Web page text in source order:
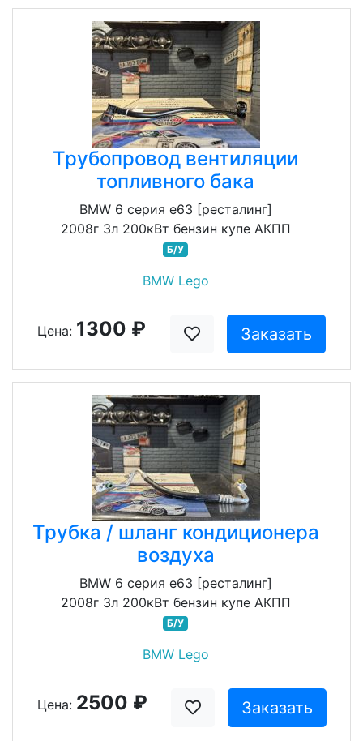
Трубопровод вентиляции
топливного бака
BMW 6 серия e63 [ресталинг]
2008г 3л 200кВт бензин купе АКПП
Б/У
BMW Lego
Цена: 1300 ₽ Заказать
Трубка / шланг кондиционера
воздуха
BMW 6 серия e63 [ресталинг]
2008г 3л 200кВт бензин купе АКПП
Б/У
BMW Lego
Цена: 2500 ₽ Заказать